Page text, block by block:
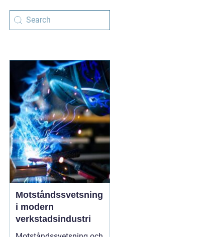
Motståndssvetsning
i modern
verkstadsindustri